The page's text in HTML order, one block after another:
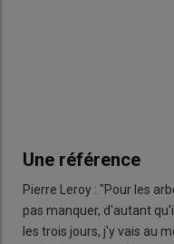
Une référence
Pierre Leroy : "Pour les
pas manquer, d'autant
les trois jours, j'y vais au